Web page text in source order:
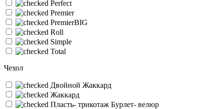
Perfect
Premier
PremierBIG
Roll
Simple
Total
Чехол
Двойной Жаккард
Жаккард
Пласть- трикотаж Бурлет- велюр